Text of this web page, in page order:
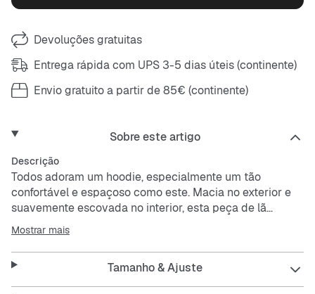
Devoluções gratuitas
Entrega rápida com UPS 3-5 dias úteis (continente)
Envio gratuito a partir de 85€ (continente)
Sobre este artigo
Descrição
Todos adoram um hoodie, especialmente um tão
confortável e espaçoso como este. Macia no exterior e
suavemente escovada no interior, esta peça de lã
cardada leve é uma camada fácil de vestir sempre que
quiseres um pouco mais de aquecimento. Os ombros
descaídos e o corte folgado conferem um look
descontraído e casual, sem ser demasiado largo.
Mostrar mais
Tamanho & Ajuste